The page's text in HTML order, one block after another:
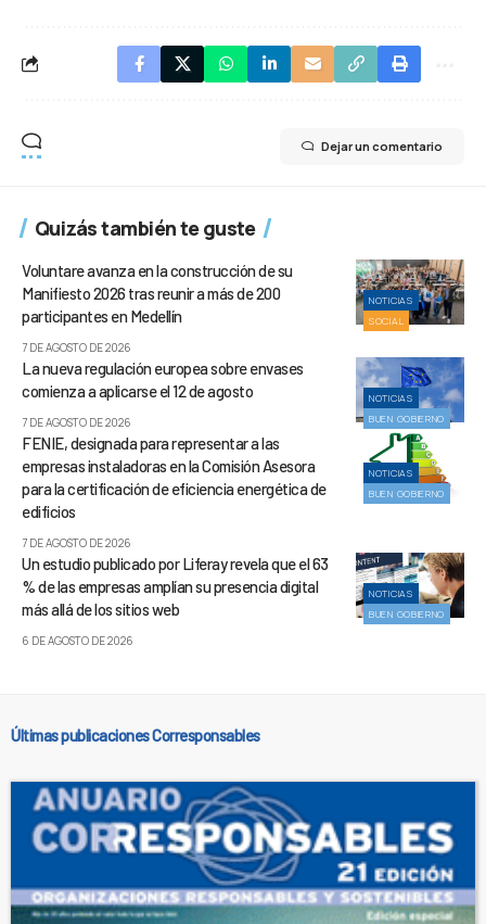
Dejar un comentario
Quizás también te guste
NOTICIAS
SOCIAL
Voluntare avanza en la construcción de su
Manifiesto 2026 tras reunir a más de 200
participantes en Medellín
7 DE AGOSTO DE 2026
NOTICIAS
BUEN GOBIERNO
La nueva regulación europea sobre envases
comienza a aplicarse el 12 de agosto
7 DE AGOSTO DE 2026
NOTICIAS
BUEN GOBIERNO
FENIE, designada para representar a las
empresas instaladoras en la Comisión Asesora
para la certificación de eficiencia energética de
edificios
7 DE AGOSTO DE 2026
NOTICIAS
BUEN GOBIERNO
Un estudio publicado por Liferay revela que el 63
% de las empresas amplían su presencia digital
más allá de los sitios web
6 DE AGOSTO DE 2026
Últimas publicaciones Corresponsables